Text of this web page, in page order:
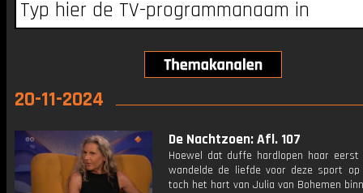
20-11-2024
De Nachtzoen: Afl. 107
Hoewel dat duffe hardlopen haar eerst
wandelde de liefde voor deze sport
toch het hart van Julia van Bohemen